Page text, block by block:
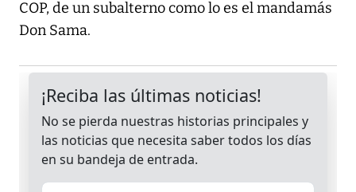
COP, de un subalterno como lo es el mandamás
Don Sama.